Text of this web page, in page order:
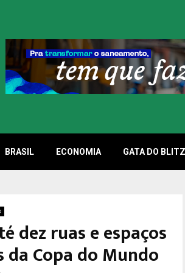
BRASIL ECONOMIA GATA DO BLITZ
dez ruas e espaços
Copa do Mundo